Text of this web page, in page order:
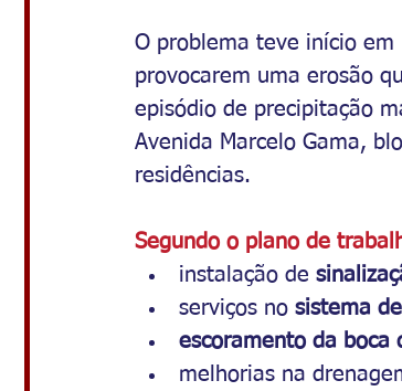
O problema teve início
provocarem uma erosão
episódio de precipitação
Avenida Marcelo Gama,
residências.
Segundo o plano de
instalação de
serviços no sistema
escoramento da boca
melhorias na